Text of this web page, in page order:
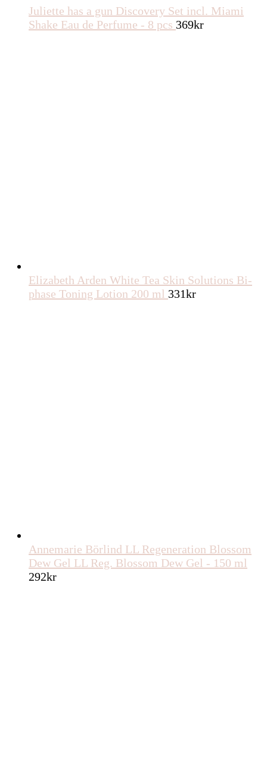
Juliette has a gun Discovery Set incl. Miami
Shake Eau de Perfume - 8 pcs 369kr
Elizabeth Arden White Tea Skin Solutions Bi-
phase Toning Lotion 200 ml 331kr
Annemarie Börlind LL Regeneration Blossom
Dew Gel LL Reg. Blossom Dew Gel - 150 ml
292kr